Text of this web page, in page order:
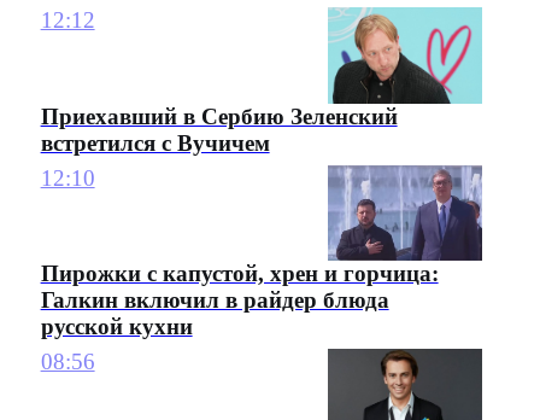
12:12
Приехавший в Сербию Зеленский
встретился с Вучичем
12:10
Пирожки с капустой, хрен и горчица:
Галкин включил в райдер блюда
русской кухни
08:56